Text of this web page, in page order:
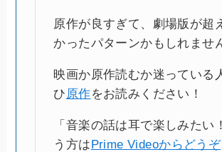
原作が良すぎて、劇場版が超
かったパターンかもしれませ
映画か原作読むか迷っている
ひ 原作をお読みください！
「音楽の話は耳で楽しみたい
う方はPrime Videoからどうぞ